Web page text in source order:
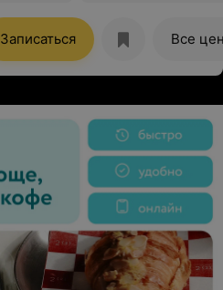
Записаться Все